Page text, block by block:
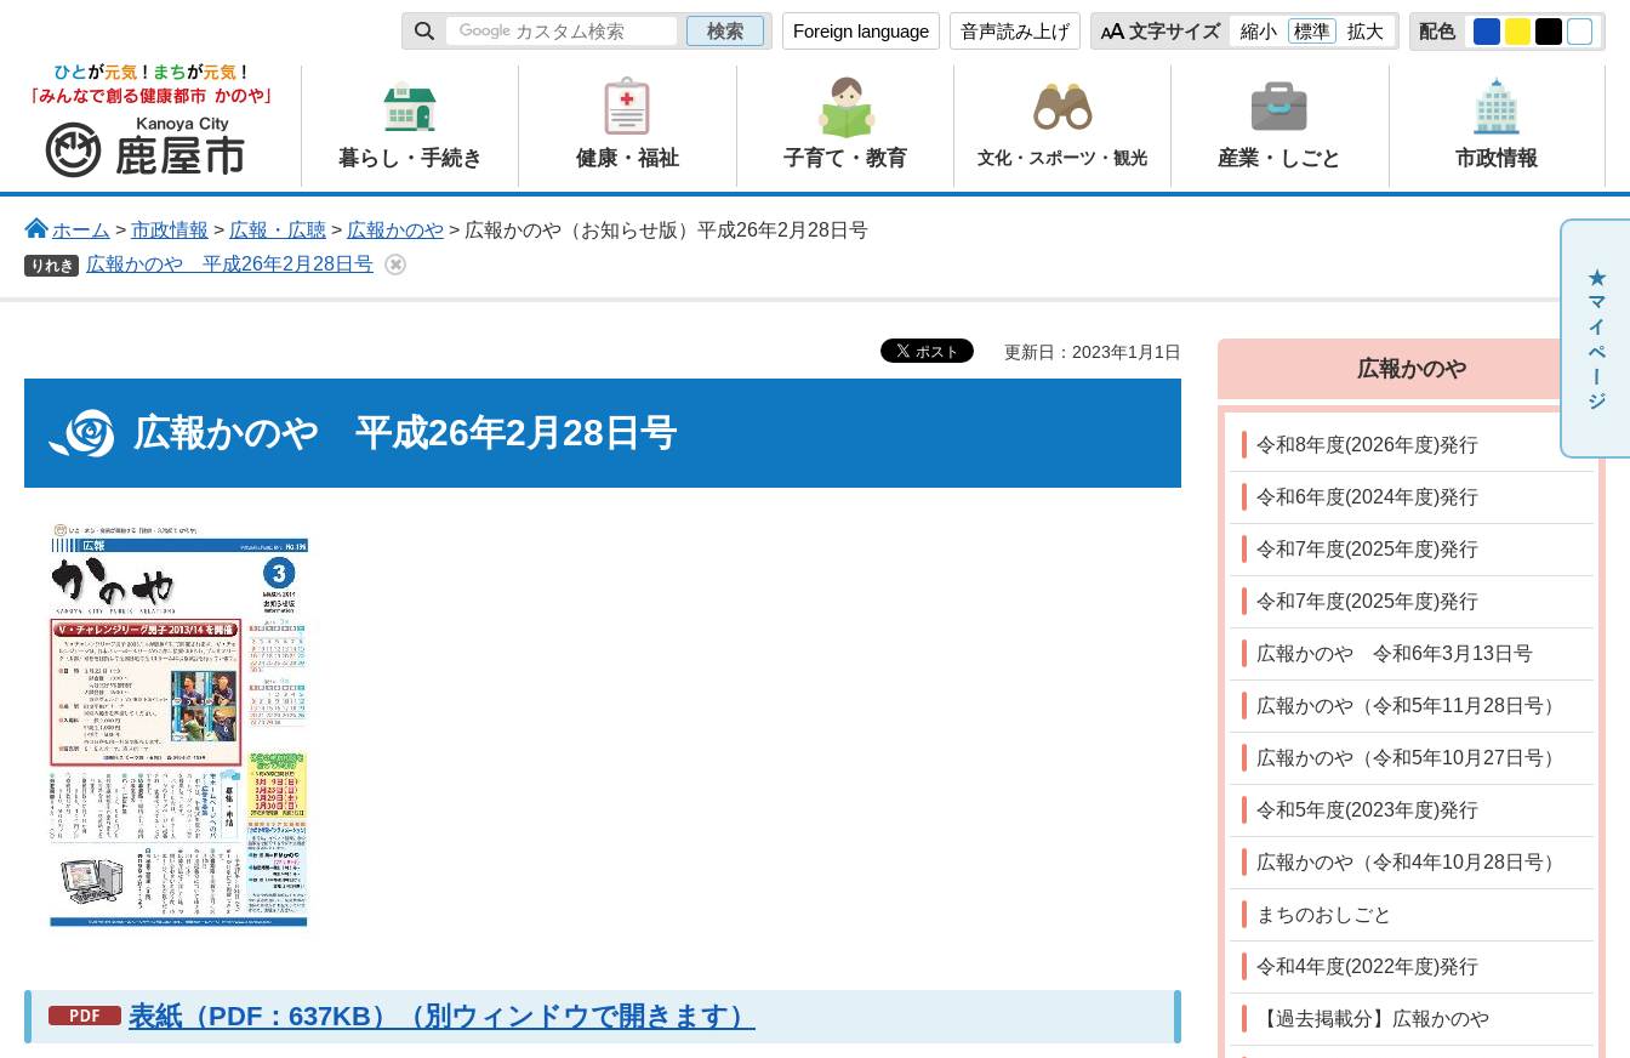
Foreign language 音声読み上げ 文字サイズ 縮小 標準 拡大 配色
鹿屋市
暮らし・手続き 健康・福祉 子育て・教育 文化・スポーツ・観光 産業・しごと 市政情報
ホーム > 市政情報 > 広報・広聴> 広報かのや> 広報かのや（お知らせ版）平成26年2月28日号
りれき 広報かのや 平成26年2月28日号
更新日：2023年1月1日
広報かのや 平成26年2月28日号
表紙（PDF：637KB）（別ウィンドウで開きます）
広報かのや
令和8年度(2026年度)発行
令和6年度(2024年度)発行
令和7年度(2025年度)発行
令和7年度(2025年度)発行
広報かのや 令和6年3月13日号
広報かのや（令和5年11月28日号）
広報かのや（令和5年10月27日号）
令和5年度(2023年度)発行
広報かのや（令和4年10月28日号）
まちのおしごと
令和4年度(2022年度)発行
【過去掲載分】広報かのや